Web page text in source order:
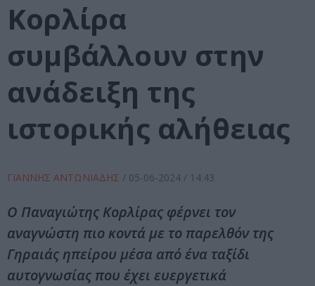
Κορλίρα
συμβάλλουν στην
ανάδειξη της
ιστορικής αλήθειας
ΓΙΑΝΝΗΣ ΑΝΤΩΝΙΑΔΗΣ / 05-06-2024 / 14:43
Ο Παναγιώτης Κορλίρας φέρνει τον
αναγνώστη πιο κοντά με το παρελθόν της
Γηραιάς ηπείρου μέσα από ένα ταξίδι
αυτογνωσίας που έχει ευεργετικά